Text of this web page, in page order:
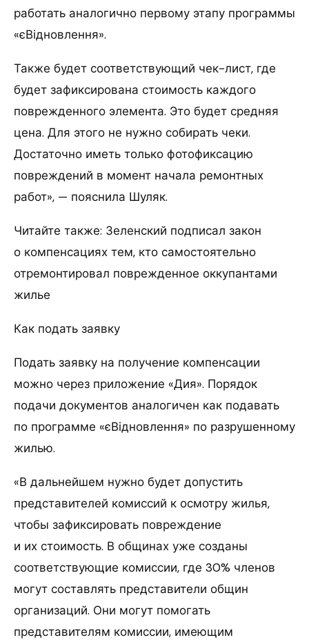
работать аналогично первому этапу программы
«єВідновлення».
Также будет соответствующий чек-лист, где
будет зафиксирована стоимость каждого
поврежденного элемента. Это будет средняя
цена. Для этого не нужно собирать чеки.
Достаточно иметь только фотофиксацию
повреждений в момент начала ремонтных
работ», — пояснила Шуляк.
Читайте также: Зеленский подписал закон
о компенсациях тем, кто самостоятельно
отремонтировал поврежденное оккупантами
жилье
Как подать заявку
Подать заявку на получение компенсации
можно через приложение «Дия». Порядок
подачи документов аналогичен как подавать
по программе «єВідновлення» по разрушенному
жилью.
«В дальнейшем нужно будет допустить
представителей комиссий к осмотру жилья,
чтобы зафиксировать повреждение
и их стоимость. В общинах уже созданы
соответствующие комиссии, где 30% членов
могут составлять представители общин
организаций. Они могут помогать
представителям комиссии, имеющим